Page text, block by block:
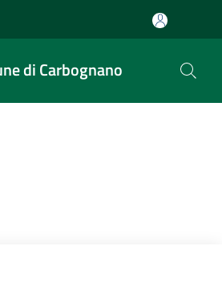
di Carbognano